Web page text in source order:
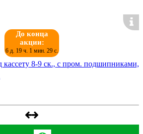
До конца
акции:
6 д. 19 ч. 1 мин. 29 с.
кассету 8-9 ск., с пром. подшипниками,